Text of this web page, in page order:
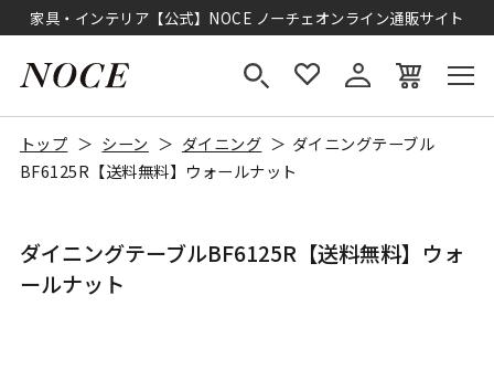
家具・インテリア【公式】NOCE ノーチェオンライン通販サイト
トップ シーン ダイニング
ダイニングテーブル
BF6125R【送料無料】ウォールナット
ダイニングテーブルBF6125R【送料無料】ウォ
ールナット